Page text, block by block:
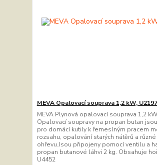
MEVA Opalovací souprava 1,2 kW, U2197
MEVA Plynová opalovací souprava 1,2 kW
Opalovací soupravy na propan butan
pro domácí kutily k řemeslným pracem
rozsahu, opalování starých nátěrů a
ohřevu.Jsou připojeny pomocí ventilu a
propan butanové láhvi 2 kg. Obsahuje
U4452